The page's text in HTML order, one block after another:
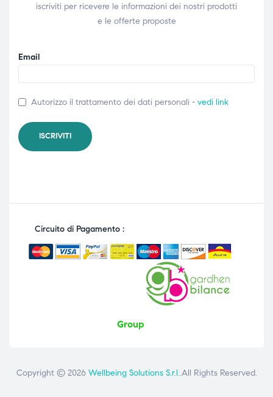
iscriviti per ricevere le informazioni dei nostri prodotti
e le offerte proposte
Email
Autorizzo il trattamento dei dati personali - vedi link
Circuito di Pagamento :
Group
Copyright © 2026 Wellbeing Solutions S.r.l..All Rights Reserved.